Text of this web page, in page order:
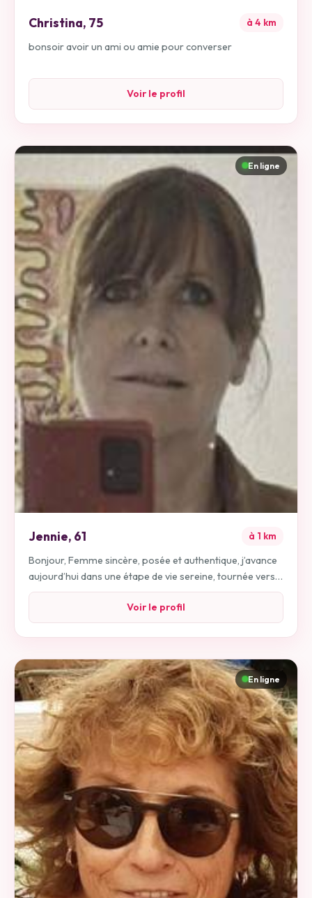
Christina, 75 à 4 km
bonsoir avoir un ami ou amie pour converser
Voir le profil
En ligne
Jennie, 61 à 1 km
Bonjour, Femme sincère, posée et authentique, j’avance
aujourd’hui dans une étape de vie sereine, tournée vers
l’essentiel et les relations vraies. J’aime la simplicité, la
bienveillance, les échanges profonds autant que les
moments légers et complices. Active et curieuse, je
m’intéresse au monde du spectacle et j’aime m’impliquer
humainement quand je le peux. Pour le plaisir, je pratique
la danse de salon — surtout pour le partage et le sourire,
sans aucune obligation d’être danseur. Je fais aussi un
peu de sport pour garder équilibre et énergie.
Indépendante mais attachée aux liens solides, je suis
fidèle, entière et investie quand la relation est sincère. Je
recherche un homme sérieux, bienveillant et stable, âgé
de 58 à 65 ans, proche de Toulouse, avec des valeurs, de
l’humour et une vraie envie de construire une relation
durable, faite de respect, de tendresse et de complicité.
Si tu es sincère, posé et que tu crois encore à une belle
histoire simple et Au plaisir de vous lire
Voir le profil
En ligne